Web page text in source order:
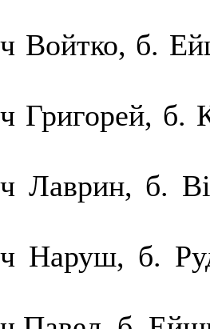
Войтко, б.
Григорей, б.
Лаврин, б.
Наруш, б.